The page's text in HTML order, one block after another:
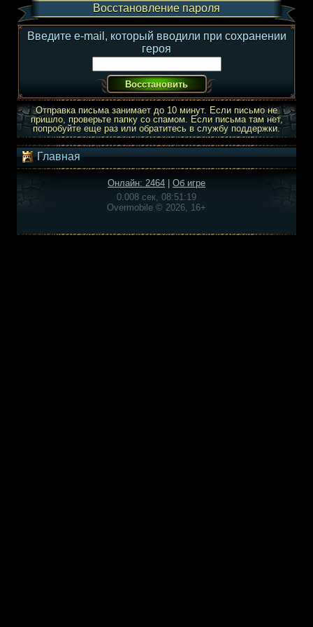
Восстановление пароля
Введите e-mail, который вводили при сохранении
героя
Отправка письма занимает до 10 минут. Если письмо не
пришло, проверьте папку со спамом. Если письма там нет,
попробуйте еще раз или обратитесь в службу поддержки.
Главная
Онлайн: 2464
Об игре
0.008 сек, 08:51:19
Overmobile © 2026, 16+